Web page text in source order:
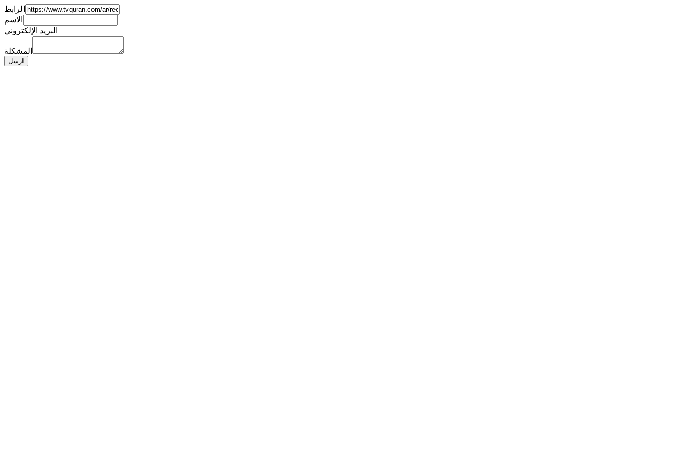
الرابط
الاسم
البريد الإلكتروني
المشكلة
ارسل